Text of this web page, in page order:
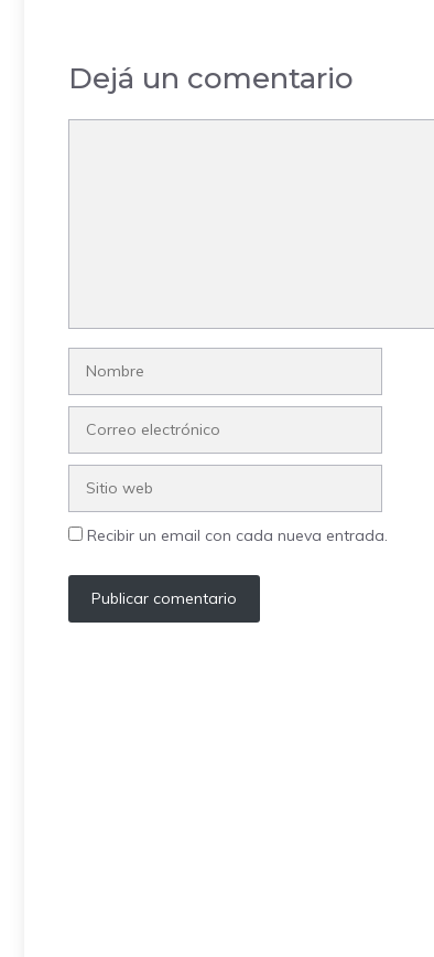
Dejá un comentario
Recibir un email con cada nueva entrada.